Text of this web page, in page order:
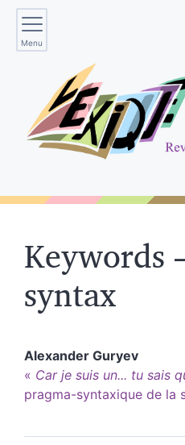
Menu
Keywords
syntax
Alexander Guryev
« Car je suis un... tu sais
pragma-syntaxique de la